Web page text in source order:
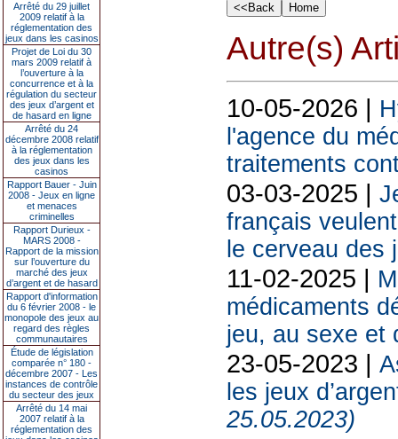
Arrêté du 29 juillet
2009 relatif à la
réglementation des
jeux dans les casinos
Projet de Loi du 30
mars 2009 relatif à
l’ouverture à la
concurrence et à la
régulation du secteur
des jeux d’argent et
de hasard en ligne
Arrêté du 24
décembre 2008 relatif
à la réglementation
des jeux dans les
casinos
Rapport Bauer - Juin
2008 - Jeux en ligne
et menaces
criminelles
Rapport Durieux -
MARS 2008 -
Rapport de la mission
sur l’ouverture du
marché des jeux
d’argent et de hasard
Rapport d'information
du 6 février 2008 - le
monopole des jeux au
regard des règles
communautaires
Étude de législation
comparée n° 180 -
décembre 2007 - Les
instances de contrôle
du secteur des jeux
Arrêté du 14 mai
2007 relatif à la
réglementation des
Autre(s)
10-05-2026 |
l'agence du
traitements
03-03-2025 |
français
le cerveau des
11-02-2025 |
médicaments
jeu, au sexe et
23-05-2023 |
les jeux
25.05.2023)